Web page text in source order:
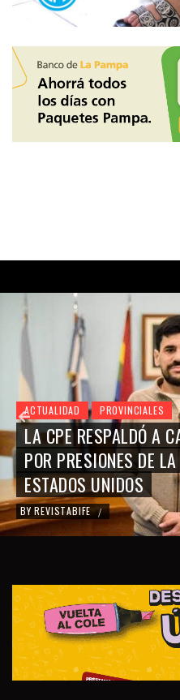
ACTUALIDAD PROVINCIALES
LA CPE RESPALDÓ A
POR PRESIONES DE
ESTADOS UNIDOS
BY REVISTABIFE /